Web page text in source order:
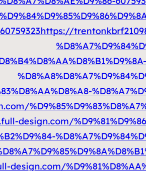
60759323https://
design.com/